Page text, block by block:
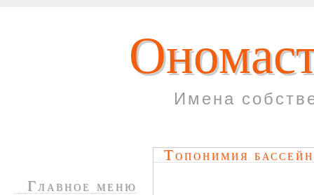
Имена
Топонимия
Главное меню